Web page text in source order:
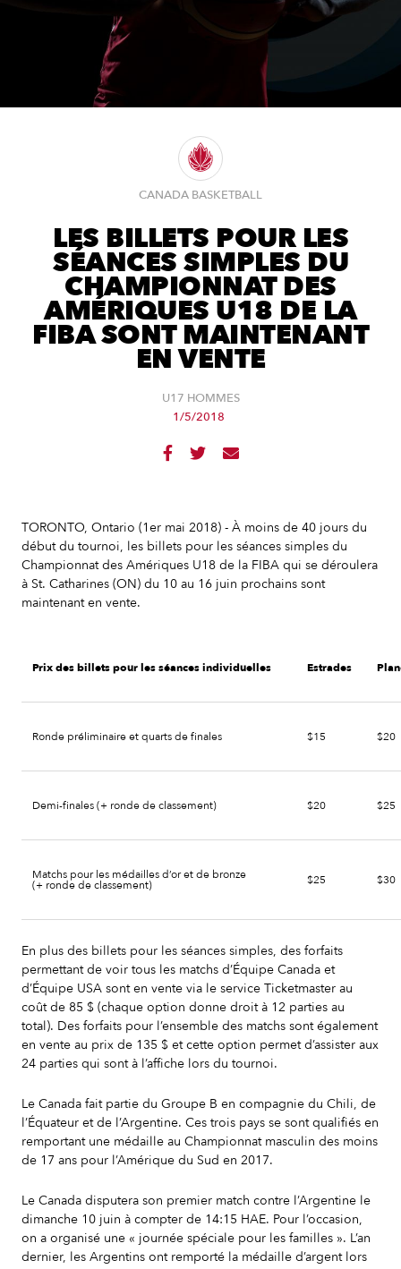
CANADA BASKETBALL
LES BILLETS POUR LES
SÉANCES SIMPLES DU
CHAMPIONNAT DES
AMÉRIQUES U18 DE LA
FIBA SONT MAINTENANT
EN VENTE
U17 HOMMES
1/5/2018
  
TORONTO, Ontario (1er mai 2018) - À moins de 40 jours du
début du tournoi, les billets pour les séances simples du
Championnat des Amériques U18 de la FIBA qui se déroulera
à St. Catharines (ON) du 10 au 16 juin prochains sont
maintenant en vente.
Prix des billets pour les séances individuelles Estrades
Ronde préliminaire et quarts de finales $15 $20
Demi-finales (+ ronde de classement) $20 $25
Matchs pour les médailles d’or et de bronze
(+ ronde de classement) $25 $30
En plus des billets pour les séances simples, des forfaits
permettant de voir tous les matchs d’Équipe Canada et
d’Équipe USA sont en vente via le service Ticketmaster au
coût de 85 $ (chaque option donne droit à 12 parties au
total). Des forfaits pour l’ensemble des matchs sont également
en vente au prix de 135 $ et cette option permet d’assister aux
24 parties qui sont à l’affiche lors du tournoi.
Le Canada fait partie du Groupe B en compagnie du Chili, de
l’Équateur et de l’Argentine. Ces trois pays se sont qualifiés en
remportant une médaille au Championnat masculin des moins
de 17 ans pour l’Amérique du Sud en 2017.
Le Canada disputera son premier match contre l’Argentine le
dimanche 10 juin à compter de 14:15 HAE. Pour l’occasion,
on a organisé une « journée spéciale pour les familles ». L’an
dernier, les Argentins ont remporté la médaille d’argent lors